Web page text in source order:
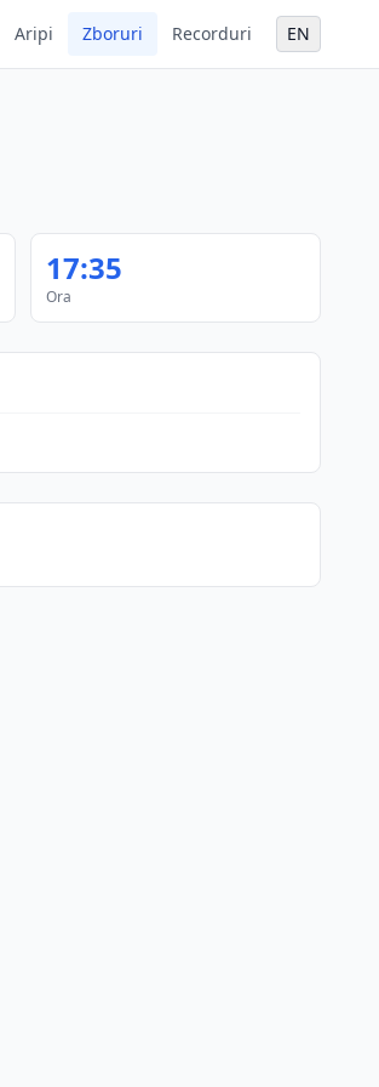
Aripi Zboruri Recorduri EN
17:35
Ora